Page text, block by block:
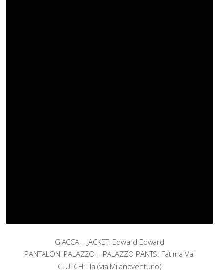
GIACCA – JACKET: Edward Edward
PANTALONI PALAZZO – PALAZZO PANTS: Fatima Val
CLUTCH: Illa (via Milanoventuno)